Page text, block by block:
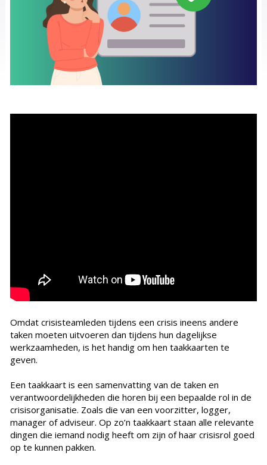
Omdat crisisteamleden tijdens een crisis ineens andere
taken moeten uitvoeren dan tijdens hun dagelijkse
werkzaamheden, is het handig om hen taakkaarten te
geven.‍
Een taakkaart is een samenvatting van de taken en
verantwoordelijkheden die horen bij een bepaalde rol in de
crisisorganisatie. Zoals die van een voorzitter, logger,
manager of adviseur. Op zo’n taakkaart staan alle relevante
dingen die iemand nodig heeft om zijn of haar crisisrol goed
op te kunnen pakken. ‍